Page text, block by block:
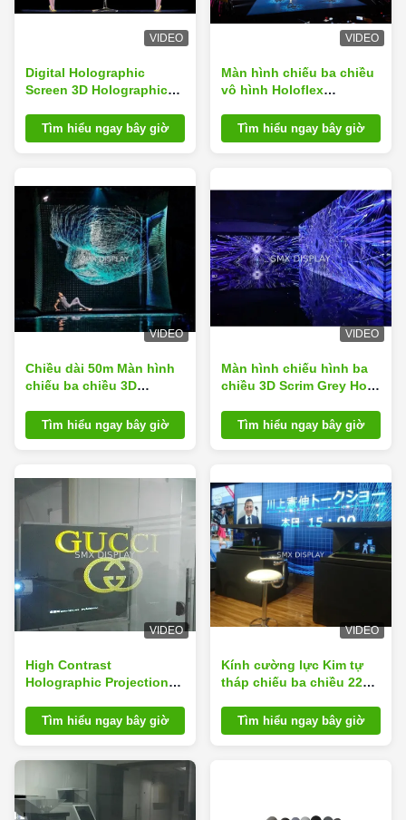
VIDEO
Digital Holographic
Screen 3D Holographic
Hologram Show
Tìm hiểu ngay bây giờ
VIDEO
Màn hình chiếu ba chiều
vô hình Holoflex
Tìm hiểu ngay bây giờ
VIDEO
Chiều dài 50m Màn hình
chiếu ba chiều 3D
Tìm hiểu ngay bây giờ
VIDEO
Màn hình chiếu hình ba
chiều 3D Scrim Grey Holo
triển lãm
Tìm hiểu ngay bây giờ
VIDEO
High Contrast
Holographic Projection
FoilTìm hiểu ngay bây giờ
VIDEO
Kính cường lực Kim tự
tháp chiếu ba chiều 22
Tìm hiểu ngay bây giờ